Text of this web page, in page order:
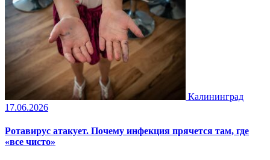
Калининград
17.06.2026
Ротавирус атакует. Почему инфекция прячется там, где
«все чисто»